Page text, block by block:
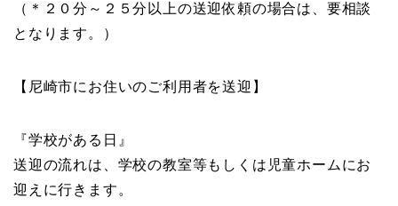
（＊２０分～２５分以上の送迎依頼の場合は、要相談
となります。）
【尼崎市にお住いのご利用者を送迎】
『学校がある日』
送迎の流れは、学校の教室等もしくは児童ホームにお
迎えに行きます。